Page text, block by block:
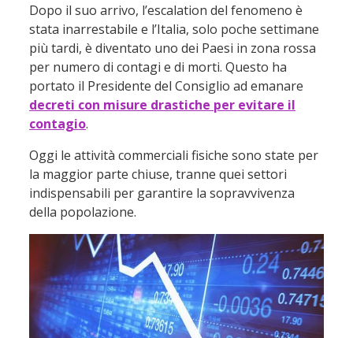
Dopo il suo arrivo, l’escalation del fenomeno è
stata inarrestabile e l’Italia, solo poche settimane
più tardi, è diventato uno dei Paesi in zona rossa
per numero di contagi e di morti. Questo ha
portato il Presidente del Consiglio ad emanare
decreti con misure drastiche per evitare il
contagio.
Oggi le attività commerciali fisiche sono state per
la maggior parte chiuse, tranne quei settori
indispensabili per garantire la sopravvivenza
della popolazione.